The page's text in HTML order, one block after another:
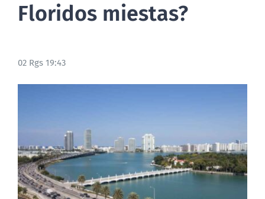
Floridos miestas?
02 Rgs 19:43